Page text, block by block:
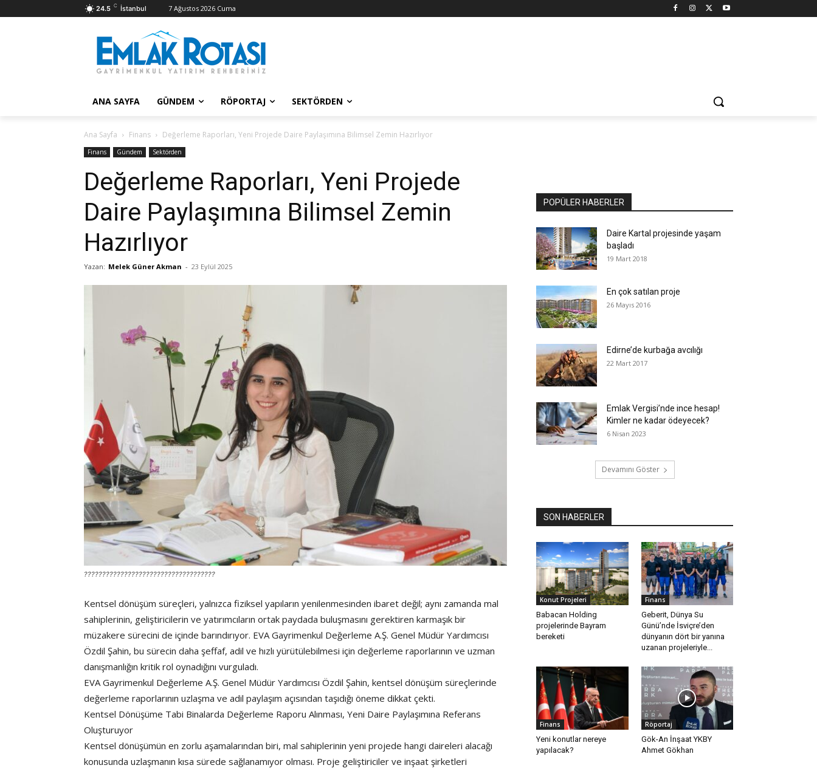
24.5 C İstanbul 7 Ağustos 2026 Cuma
ANA SAYFA GÜNDEM RÖPORTAJ SEKTÖRDEN
Ana Sayfa Finans Değerleme Raporları, Yeni Projede Daire Paylaşımına Bilimsel Zemin Hazırlıyor
Finans Gündem Sektörden
Değerleme Raporları, Yeni Projede
Daire Paylaşımına Bilimsel Zemin
Hazırlıyor
Yazan: Melek Güner Akman - 23 Eylül 2025
????????????????????????????????????
Kentsel dönüşüm süreçleri, yalnızca fiziksel yapıların yenilenmesinden ibaret değil; aynı zamanda mal
sahiplerinin, geliştiricilerin ve yatırımcıların ortak paydada buluşmasını gerektiren karmaşık bir
müzakere sürecini de içinde barındırıyor. EVA Gayrimenkul Değerleme A.Ş. Genel Müdür Yardımcısı
Özdil Şahin, bu sürecin daha şeffaf, adil ve hızlı yürütülebilmesi için değerleme raporlarının ve uzman
danışmanlığın kritik rol oynadığını vurguladı.
EVA Gayrimenkul Değerleme A.Ş. Genel Müdür Yardımcısı Özdil Şahin, kentsel dönüşüm süreçlerinde
değerleme raporlarının uzlaşma ve adil paylaşım açısından taşıdığı öneme dikkat çekti.
Kentsel Dönüşüme Tabi Binalarda Değerleme Raporu Alınması, Yeni Daire Paylaşımına Referans
Oluşturuyor
Kentsel dönüşümün en zorlu aşamalarından biri, mal sahiplerinin yeni projede hangi daireleri alacağı
konusunda uzlaşmanın kısa sürede sağlanamıyor olması. Proje geliştiriciler ve inşaat şirketleri
POPÜLER HABERLER
Daire Kartal projesinde yaşam
başladı
19 Mart 2018
En çok satılan proje
26 Mayıs 2016
Edirne’de kurbağa avcılığı
22 Mart 2017
Emlak Vergisi’nde ince hesap!
Kimler ne kadar ödeyecek?
6 Nisan 2023
Devamını Göster
SON HABERLER
Konut Projeleri
Babacan Holding
projelerinde Bayram
bereketi
Finans
Geberit, Dünya Su
Günü’nde İsviçre’den
dünyanın dört bir yanına
uzanan projeleriyle...
Finans
Yeni konutlar nereye
yapılacak?
Röportaj
Gök-An İnşaat YKBY
Ahmet Gökhan